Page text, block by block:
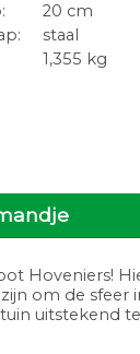
20 cm
staal
1,355 kg
Hoveniers!
om de sfeer
uitstekend